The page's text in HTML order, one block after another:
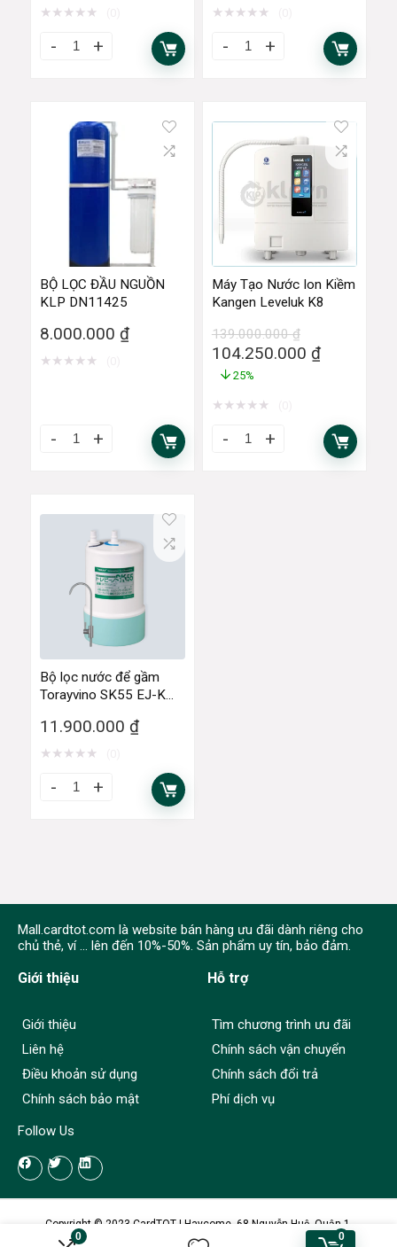
0 0
★ ★ ★ ★ ★ ★ ★ ★ ★ ★
BỘ LỌC ĐẦU NGUỒN
KLP DN11425
8.000.000 ₫
★ ★ ★ ★ ★
Máy Tạo Nước Ion Kiềm
Kangen Leveluk K8
139.000.000₫
104.250.000 ₫
25%
★ ★ ★ ★ ★
Bộ lọc nước để gầm
Torayvino SK55 EJ-K
11.900.000 ₫
★ ★ ★ ★ ★
Mall.cardtot.com là website bán hàng ưu đãi dành riêng cho
chủ thẻ, ví ... lên đến 10%-50%. Sản phẩm uy tín, bảo đảm.
Giới thiệu
Giới thiệu
Liên hệ
Điều khoản sử dụng
Chính sách bảo mật
Hỗ trợ
Tìm chương trình ưu đãi
Chính sách vận chuyển
Chính sách đổi trả
Phí dịch vụ
Follow Us
Copyright © 2023 CardTOT | Haycome, 68 Nguyễn Huệ, Quận 1,
Tp.HCM. GPKD: 0314088005 do sở KH & ĐT TP.HCM cấp ngày